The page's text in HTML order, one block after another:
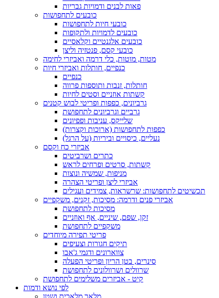
פאות לבנים ודמויות גבריות
כובעים לתחפושות
כובעי חיות לתחפושות
כובעים לדמויות ולתקופות
כובעים אלגנטיים וקלאסיים
כובעי קסם, פנטזיה וליצן
מטות, מוטות, כלי דרמה ואביזרי לחימה
כנפיים, חותלות ואביזרי חיות
כנפיים
חותלות, זנבות ותוספות פרווה
קשתות אוזניים וסטים לחיות
גרביונים, כפפות ופריטי לבוש קטנים
גרביים וגרביונים לתחפושת
שלייקס, עניבות ופפיונים
כפפות לתחפושות (ארוכות וקצרות)
נעליים, כיסויים וביריות (על הרגל)
אביזרי כח וקסם
כתרים ושרביטים
קשתות, סרטים ופרחים לראש
מניפות, שמשיה ונוצות
אביזרי ליצן ופריטי הצהרה
תכשיטים לתחפושות: שרשראות, צמידים ועגילים
אביזרי פנים ודרמה: מסיכות, זקנים, משקפיים
מסיכות לתחפושת
זקן, שפם, שיניים, אף ואוזניים
משקפיים לתחפושת
פריטי תפירה מיוחדים
תיקים חגורות וצעיפים
צווארונים ודגמי ג'אבו
סינרים, בטן הריון ופריטי הפעלה
שרוולים ושרוולונים לתחפושת
קיט - אביזרים משלימים לתחפושת
לפי נושא ודמות
מלאך מלאכית ושטן